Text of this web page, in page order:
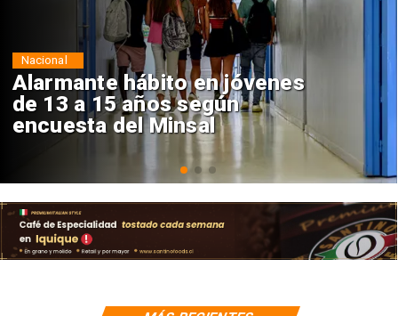
Aprueban creación del Parque
Sebastián Piñera con inversión
de $4 mil millones
Regiones